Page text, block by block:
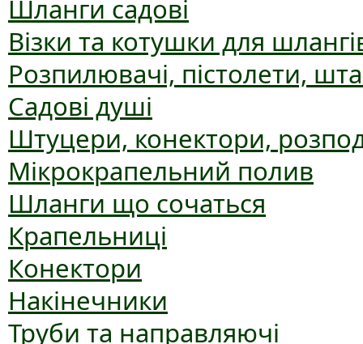
Шланги садові
Візки та котушки для
Розпилювачі, пістолети,
Садові душі
Штуцери, конектори,
Мікрокрапельний полив
Шланги що сочаться
Крапельниці
Конектори
Накінечники
Труби та направляючі